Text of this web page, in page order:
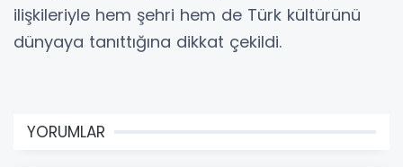
ilişkileriyle hem şehri hem de Türk kültürünü
dünyaya tanıttığına dikkat çekildi.
YORUMLAR